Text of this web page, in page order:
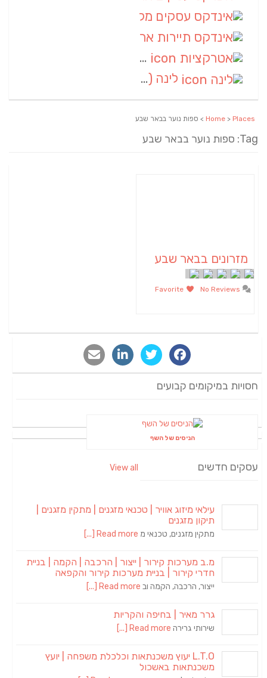
אטרקציות
לינה (1)
Home > Places > ספות נוער בבאר שבע
Tag: ספות נוער בבאר שבע
מזרונים בבאר שבע
חסויות במיקומים קבועים
הניסים של השף
עסקים חדשים View all
עילאי מיזוג אוויר | טכנאי מזגנים | מתקין מזגנים |
תיקון מזגנים
מתקין מזגנים, טכנאי מ Read more [...]
מ.ב מערכות קירור | ייצור | הרכבה | הקמה | בניית
חדרי קירור | בניית מערכות קירור והקפאה
ייצור, הרכבה, הקמה וב Read more [...]
גרר מאיר | בחיפה והקריות
שירותי גרירה Read more [...]
L.T.O יעוץ משכנתאות וכלכלת משפחה | יועץ
משכנתאות באשכול